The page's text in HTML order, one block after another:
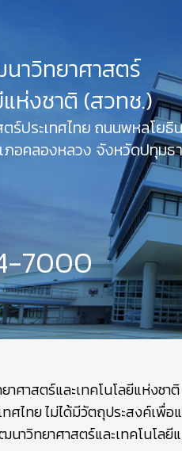
าวิทยาศาสตร์
แห่งชาติ (สวทช.)
ตร์ประเทศไทย ถนนพหลโยธิน
ภอคลองหลวง จังหวัดปทุมธ
7000
ศาสตร์และเทคโนโลยีแห่งช
ศไทย ไม่ได้มีวัตถุประสงค์เพื่
นาวิทยาศาสตร์และเทคโนโลยี